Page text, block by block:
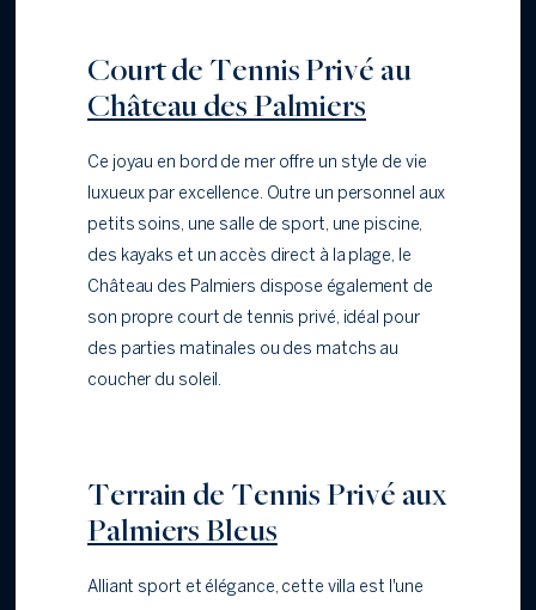
Court de Tennis Privé au
Château des Palmiers
Ce joyau en bord de mer offre un style de vie
luxueux par excellence. Outre un personnel aux
petits soins, une salle de sport, une piscine,
des kayaks et un accès direct à la plage, le
Château des Palmiers dispose également de
son propre court de tennis privé, idéal pour
des parties matinales ou des matchs au
coucher du soleil.
Terrain de Tennis Privé aux
Palmiers Bleus
Alliant sport et élégance, cette villa est l'une